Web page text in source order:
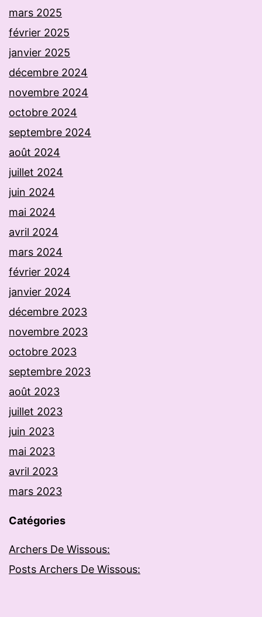
mars 2025
février 2025
janvier 2025
décembre 2024
novembre 2024
octobre 2024
septembre 2024
août 2024
juillet 2024
juin 2024
mai 2024
avril 2024
mars 2024
février 2024
janvier 2024
décembre 2023
novembre 2023
octobre 2023
septembre 2023
août 2023
juillet 2023
juin 2023
mai 2023
avril 2023
mars 2023
Catégories
Archers De Wissous:
Posts Archers De Wissous: